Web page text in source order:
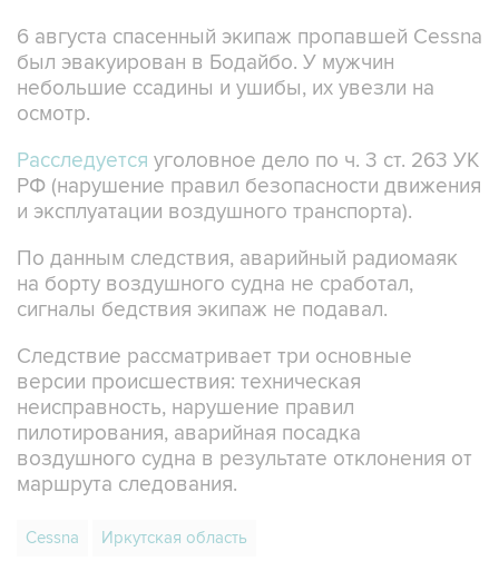
6 августа спасенный экипаж пропавшей Cessna
был эвакуирован в Бодайбо. У мужчин
небольшие ссадины и ушибы, их увезли на
осмотр.
Расследуется уголовное дело по ч. 3 ст. 263 УК
РФ (нарушение правил безопасности движения
и эксплуатации воздушного транспорта).
По данным следствия, аварийный радиомаяк
на борту воздушного судна не сработал,
сигналы бедствия экипаж не подавал.
Следствие рассматривает три основные
версии происшествия: техническая
неисправность, нарушение правил
пилотирования, аварийная посадка
воздушного судна в результате отклонения от
маршрута следования.
Cessna Иркутская область